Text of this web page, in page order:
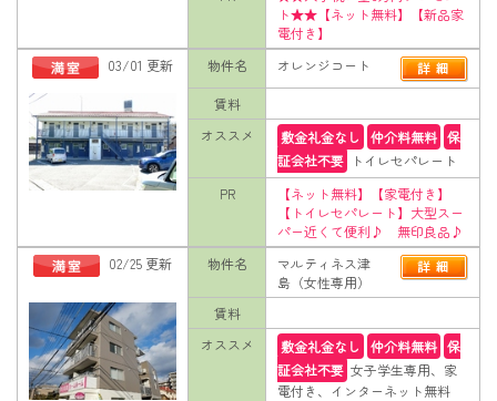
ト★★【ネット無料】【新品家
電付き】
03/01 更新
物件名 オレンジコート
賃料
オススメ
敷金礼金なし 仲介料無料 保
証会社不要
トイレセパレート
PR
【ネット無料】【家電付き】
【トイレセパレート】大型スー
パー近くて便利♪ 無印良品♪
02/25 更新
物件名
マルティネス津
島（女性専用）
賃料
オススメ
敷金礼金なし 仲介料無料 保
証会社不要 女子学生専用、家
電付き、インターネット無料